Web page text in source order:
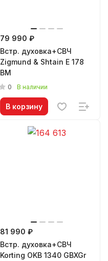
79 990 ₽
Встр. духовка+СВЧ
Zigmund & Shtain E 178
BM
0 В наличии
В корзину
81 990 ₽
Встр. духовка+СВЧ
Korting OKB 1340 GBXGr